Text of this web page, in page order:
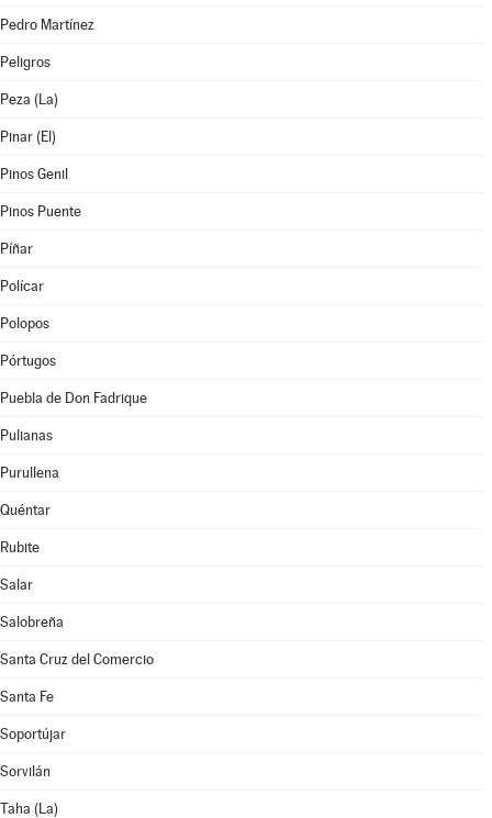
Pedro Martínez
Peligros
Peza (La)
Pinar (El)
Pinos Genil
Pinos Puente
Píñar
Polícar
Polopos
Pórtugos
Puebla de Don Fadrique
Pulianas
Purullena
Quéntar
Rubite
Salar
Salobreña
Santa Cruz del Comercio
Santa Fe
Soportújar
Sorvilán
Taha (La)